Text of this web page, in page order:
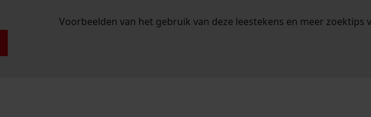
Voorbeelden van het gebruik van deze leestekens en meer zoektips